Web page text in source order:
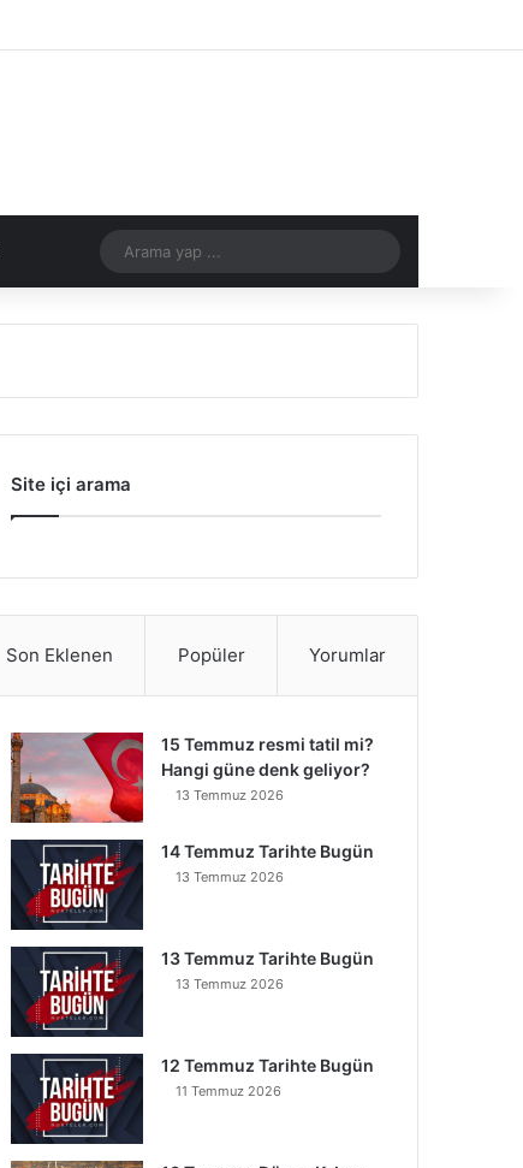
yap
Site içi arama
Son Eklenen Popüler Yorumlar
15 Temmuz resmi tatil mi?
Hangi güne denk geliyor?
13 Temmuz 2026
14 Temmuz Tarihte Bugün
13 Temmuz 2026
13 Temmuz Tarihte Bugün
13 Temmuz 2026
12 Temmuz Tarihte Bugün
11 Temmuz 2026